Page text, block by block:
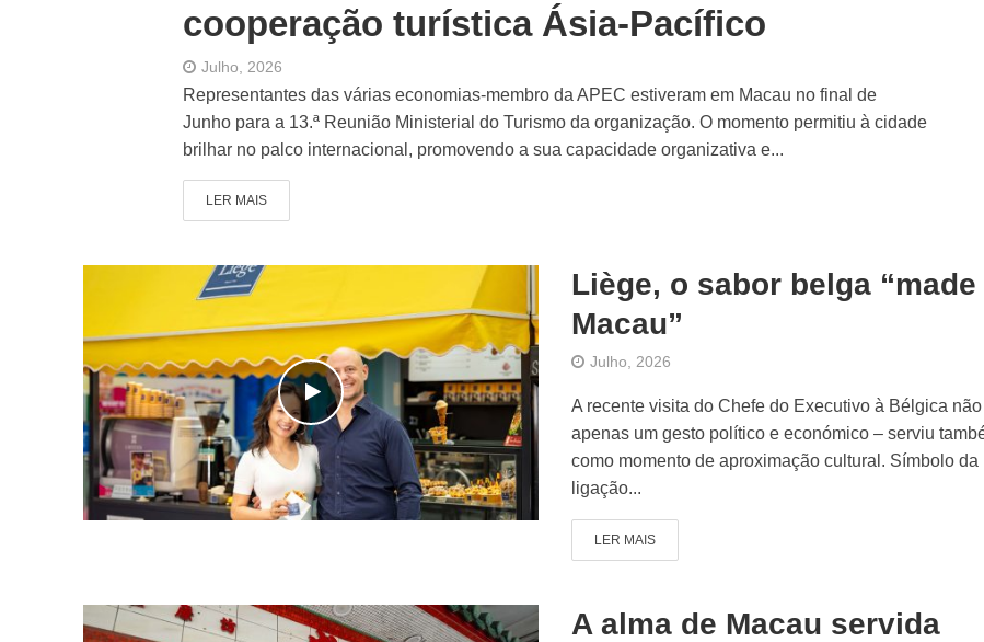
cooperação turística Ásia-Pacífico
Julho, 2026
Representantes das várias economias-membro da APEC estiveram em Macau no final de
Junho para a 13.ª Reunião Ministerial do Turismo da organização. O momento permitiu à cidade
brilhar no palco internacional, promovendo a sua capacidade organizativa e...
LER MAIS
Liège, o sabor belga “made
Macau”
Julho, 2026
A recente visita do Chefe do Executivo à Bélgica não
apenas um gesto político e económico – serviu
como momento de aproximação cultural. Símbolo da
ligação...
LER MAIS
A alma de Macau servida